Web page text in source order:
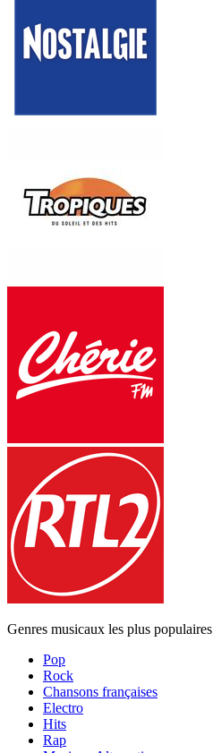
Genres musicaux les plus populaires
Pop
Rock
Chansons françaises
Electro
Hits
Rap